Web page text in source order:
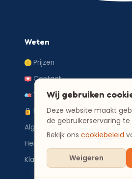
Weten
Prijzen
Contact
Veelgestelde vragen
Privacybeleid
Algemene voorwaarden
Herroepingsrecht
Klachten
Wij gebruiken
Deze website maakt
de gebruikerservaring
Bekijk ons cookiebeleid
Weigeren